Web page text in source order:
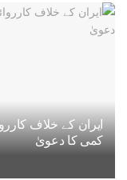
ایران کے خلاف
کمی کا دعویٰ